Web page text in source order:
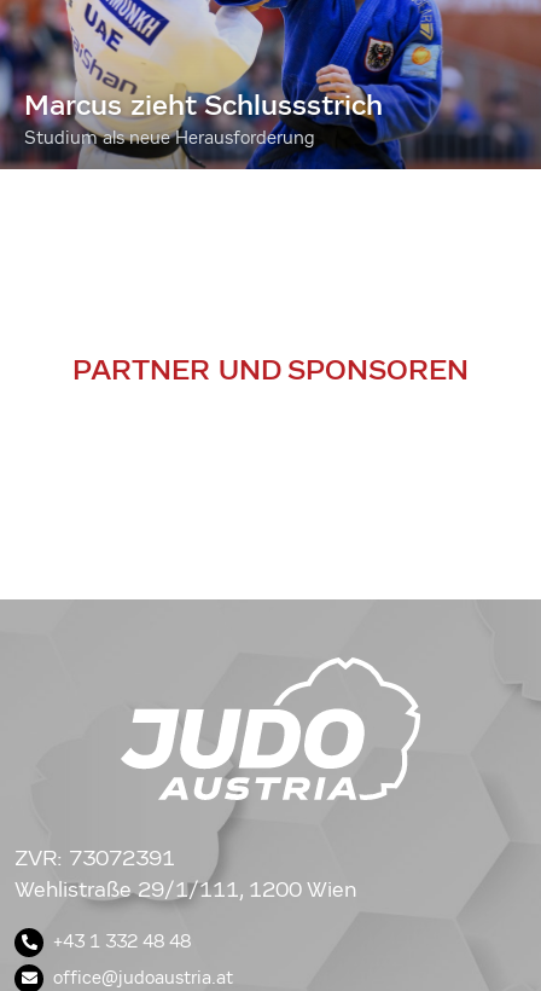
Marcus zieht Schlussstrich
Studium als neue Herausforderung
PARTNER UND SPONSOREN
ZVR: 73072391
Wehlistraße 29/1/111, 1200 Wien
+43 1 332 48 48
office@judoaustria.at